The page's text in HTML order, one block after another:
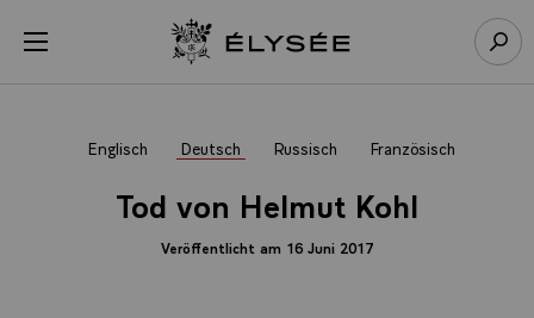
Menü öffnen Zur Startseite
Englisch Deutsch Russisch Französisch
Tod von Helmut Kohl
Veröffentlicht am 16 Juni 2017